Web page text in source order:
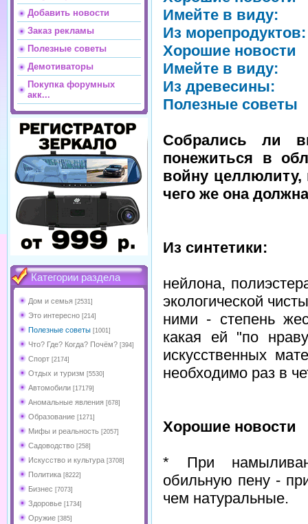
Добавить новости
Заказ рекламы
Полезные советы
Демотиваторы
Покупка форумных
акк...
Категории раздела
Дом и семья [2531]
Это интересно [214]
Полезные советы [1001]
Что? Где? Когда? Почём? [394]
Спорт [2174]
Отдых и туризм [5530]
Автомобили [17179]
Аномальные явления [678]
Образование [1271]
Мифы и реальность [2057]
Садоводство [258]
Искусство и культура [3708]
Политика [8222]
Бизнес [7073]
Здоровье [1734]
Оружие [385]
Имейте в виду:
Из морепродуктов:
Хорошие новости
Имейте в виду:
Из древесины:
Полезные советы
Собрались ли
понежиться в
войну
чего же она
Из синтетики:
нейлона,
экологической
ними - степень
какая ей "по
искусственных
необходимо раз в
Хорошие новости
* При
обильную пену -
чем натуральные.